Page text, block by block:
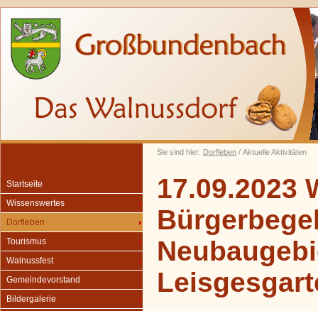
Sie sind hier: Dorfleben / Aktuelle Aktivitäten
Startseite
Wissenswertes
Dorfleben
Tourismus
Walnussfest
Gemeindevorstand
Bildergalerie
17.09.2023